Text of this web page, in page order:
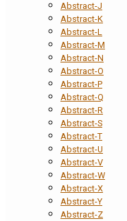
Abstract-J
Abstract-K
Abstract-L
Abstract-M
Abstract-N
Abstract-O
Abstract-P
Abstract-Q
Abstract-R
Abstract-S
Abstract-T
Abstract-U
Abstract-V
Abstract-W
Abstract-X
Abstract-Y
Abstract-Z